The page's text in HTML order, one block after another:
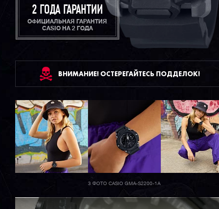
2 ГОДА ГАРАНТИИ
ОФИЦИАЛЬНАЯ ГАРАНТИЯ
CASIO НА 2 ГОДА
ВНИМАНИЕ! ОСТЕРЕГАЙТЕСЬ ПОДДЕЛОК!
3 ФОТО CASIO GMA-S2200-1A